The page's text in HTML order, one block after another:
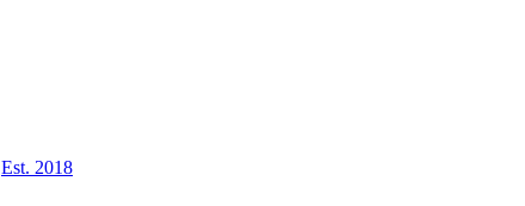
Est. 2018